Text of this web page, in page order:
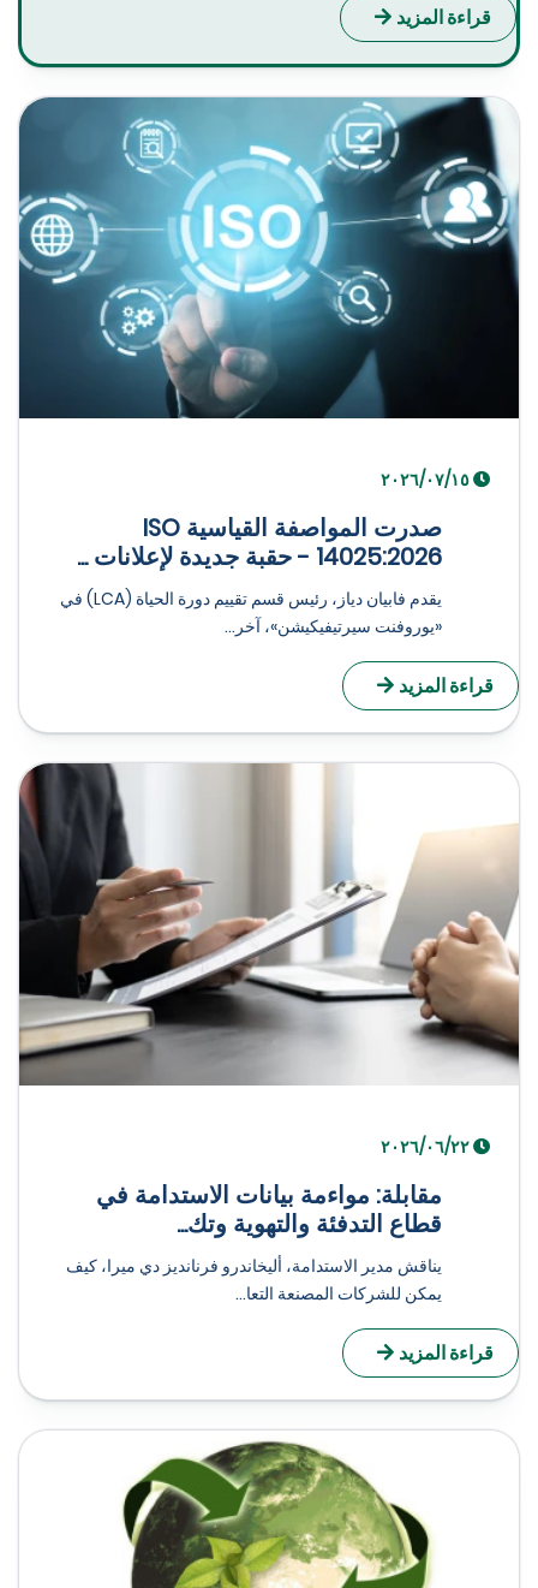
قراءة المزيد
صدرت المواصفة القياسية ISO
14025:2026 - حقبة جديدة لإعلانات ...
يقدم فابيان دياز، رئيس قسم تقييم دورة الحياة (LCA) في
«يوروفنت سيرتيفيكيشن»، آخر...
قراءة المزيد
مقابلة: مواءمة بيانات الاستدامة في
قطاع التدفئة والتهوية وتك...
يناقش مدير الاستدامة، أليخاندرو فرنانديز دي ميرا، كيف
يمكن للشركات المصنعة التعا...
قراءة المزيد